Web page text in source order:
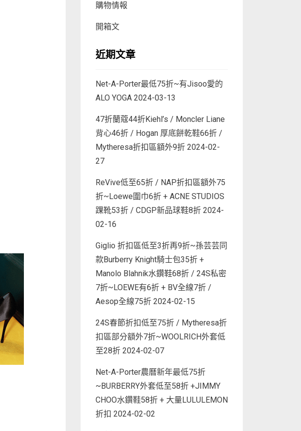
購物情報
開箱文
近期文章
Net-A-Porter最低75折~有Jisoo愛的
ALO YOGA 2024-03-13
47折蘭蔻44折Kiehl’s / Moncler Liane
背心46折 / Hogan 厚底餅乾鞋66折 /
Mytheresa折扣區額外9折 2024-02-
27
ReVive低至65折 / NAP折扣區額外75
折~Loewe圍巾6折 + ACNE STUDIOS
踝靴53折 / CDGP新品球鞋8折 2024-
02-16
Giglio 折扣區低至3折再9折~孫芸芸同
款Burberry Knight騎士包35折 +
Manolo Blahnik水鑽鞋68折 / 24S私密
7折~LOEWE有6折 + BV全線7折 /
Aesop全線75折 2024-02-15
24S春節折扣低至75折 / Mytheresa折
扣區部分額外7折~WOOLRICH外套低
至28折 2024-02-07
Net-A-Porter農曆新年最低75折
~BURBERRY外套低至58折 +JIMMY
CHOO水鑽鞋58折 + 大量LULULEMON
折扣 2024-02-02